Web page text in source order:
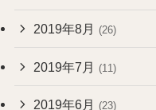
2019年8月 (26)
2019年7月 (11)
2019年6月 (23)